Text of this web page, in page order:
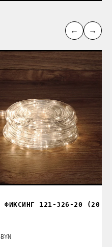
← →
ФИКСИНГ 121-326-20 (20